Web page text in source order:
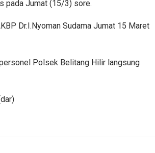
pada Jumat (15/3) sore.
Dr.I.Nyoman Sudama Jumat 15 Maret
Polsek Belitang Hilir langsung